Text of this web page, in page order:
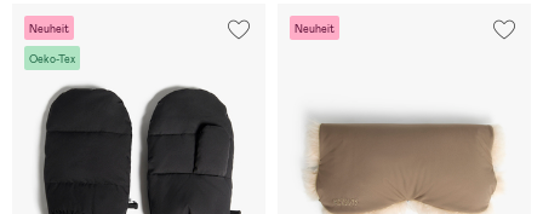
Neuheit
Oeko-Tex
Neuheit